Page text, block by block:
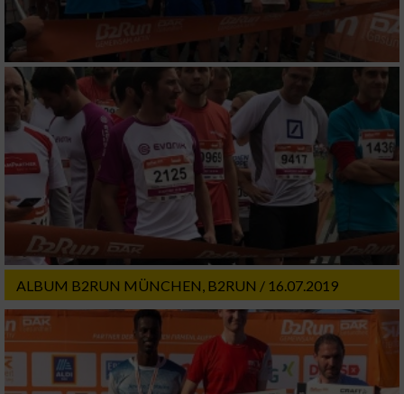
ALBUM B2RUN MÜNCHEN, B2RUN / 16.07.2019
Verwendung genauer Standortdaten
Geräte anhand von aktiv angeforderten
Informationen identifizieren
Nicht-IAB-Verarbeitungszwecke:
Notwendig
Performance
Funktional
Werbung